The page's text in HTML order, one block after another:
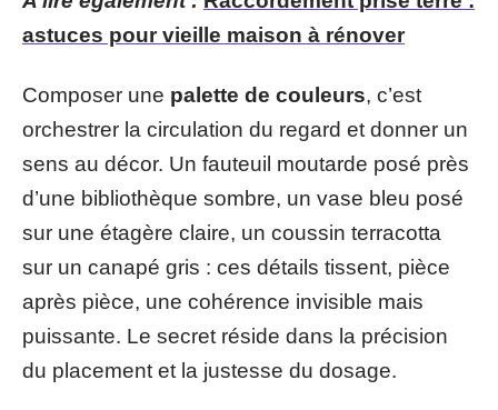
astuces pour vieille maison à rénover
Composer une palette de couleurs, c’est
orchestrer la circulation du regard et donner un
sens au décor. Un fauteuil moutarde posé près
d’une bibliothèque sombre, un vase bleu posé
sur une étagère claire, un coussin terracotta
sur un canapé gris : ces détails tissent, pièce
après pièce, une cohérence invisible mais
puissante. Le secret réside dans la précision
du placement et la justesse du dosage.